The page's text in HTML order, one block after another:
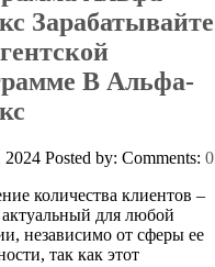
Зарабатывайте
В Альфа-
2024 Posted by: Comments: 0
количества клиентов –
для любой
независимо от сферы ее
так как этот